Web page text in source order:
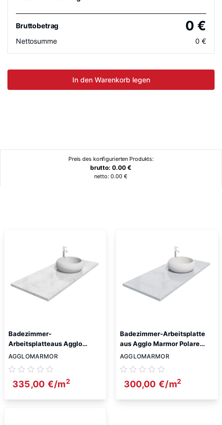
Bruttobetrag 0 €
Nettosumme 0 €
In den Warenkorb legen
Preis des konfigurierten Produkts:
brutto:0.00 €
netto:0.00 €
Badezimmer-
Arbeitsplatteaus Agglo
Marmor Carrara 2cm
AGGLOMARMOR
335,00 €/m2
Badezimmer-Arbeitsplatte
aus Agglo Marmor Polare
2cm
AGGLOMARMOR
300,00 €/m2